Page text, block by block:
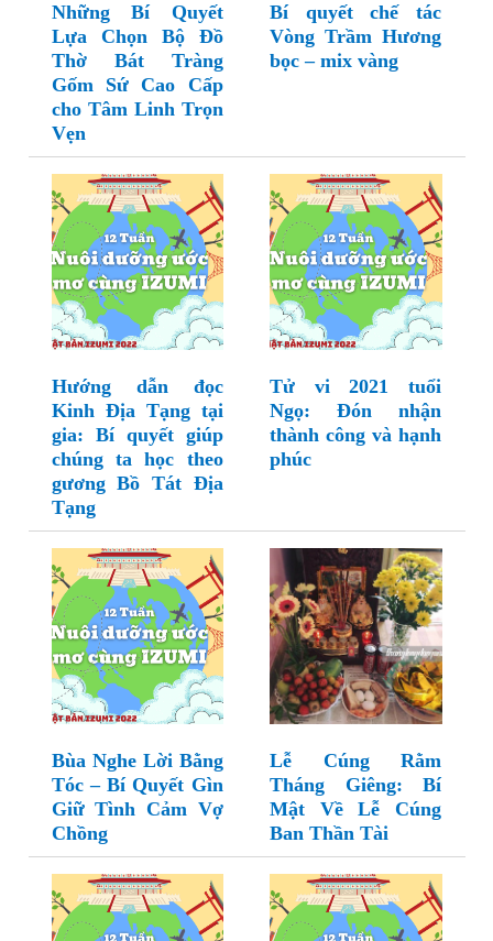
Những Bí Quyết
Lựa Chọn Bộ Đồ
Thờ Bát Tràng
Gốm Sứ Cao Cấp
cho Tâm Linh Trọn
Vẹn
Bí quyết chế tác
Vòng Trầm Hương
bọc – mix vàng
Hướng dẫn đọc
Kinh Địa Tạng tại
gia: Bí quyết giúp
chúng ta học theo
gương Bồ Tát Địa
Tạng
Tử vi 2021 tuổi
Ngọ: Đón nhận
thành công và hạnh
phúc
Bùa Nghe Lời Bằng
Tóc – Bí Quyết Gìn
Giữ Tình Cảm Vợ
Chồng
Lễ Cúng Rằm
Tháng Giêng: Bí
Mật Về Lễ Cúng
Ban Thần Tài